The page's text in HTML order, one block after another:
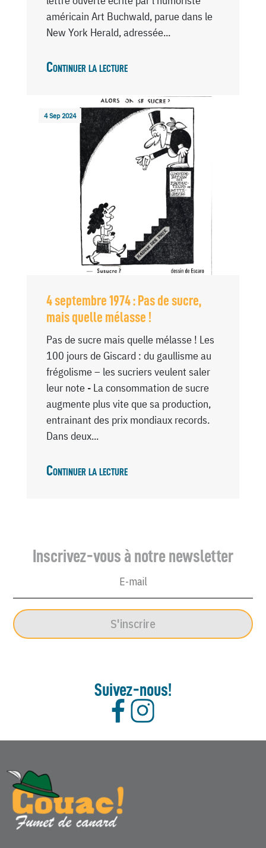
américain Art Buchwald, parue dans le
New York Herald, adressée...
Continuer la lecture
4 Sep 2024
4 septembre 1974 : Pas de sucre,
mais quelle mélasse !
Pas de sucre mais quelle mélasse ! Les
100 jours de Giscard : du gaullisme au
frégolisme – les sucriers veulent saler
leur note - La consommation de sucre
augmente plus vite que sa production,
entrainant des prix mondiaux records.
Dans deux...
Continuer la lecture
Inscrivez-vous à notre newsletter
S'inscrire
Suivez-nous!